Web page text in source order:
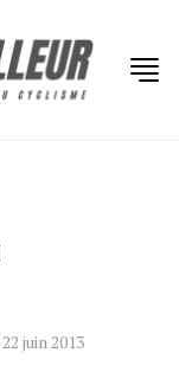
juin 2013